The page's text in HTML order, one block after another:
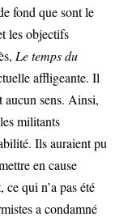
fond que sont le
les objectifs
Le temps du
affligeante. Il
aucun sens. Ainsi,
militants
Ils auraient pu
en cause
qui n’a pas été
a condamné